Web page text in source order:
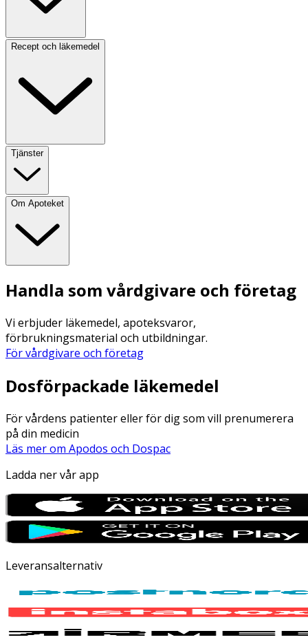
Recept och läkemedel
Tjänster
Om Apoteket
Handla som vårdgivare och företag
Vi erbjuder läkemedel, apoteksvaror,
förbrukningsmaterial och utbildningar.
För vårdgivare och företag
Dosförpackade läkemedel
För vårdens patienter eller för dig som vill prenumerera
på din medicin
Läs mer om Apodos och Dospac
Ladda ner vår app
Leveransalternativ